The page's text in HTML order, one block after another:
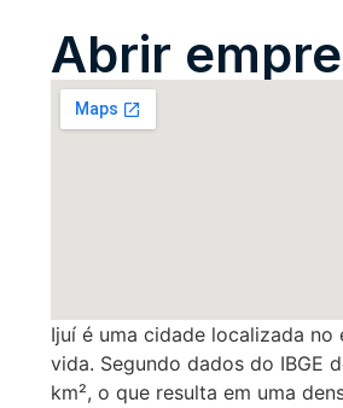
Abrir
Ijuí é uma cidade localizada no
vida. Segundo dados do IBGE
km², o que resulta em uma